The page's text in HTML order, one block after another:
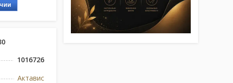
1016726
Актавис